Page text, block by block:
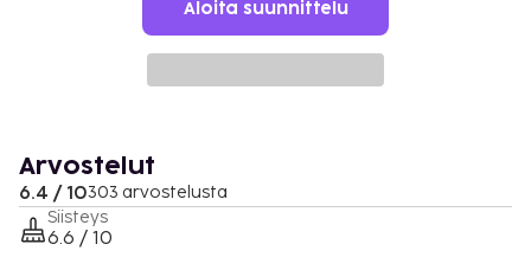
Aloita suunnittelu
Arvostelut
6.4 / 10303 arvostelusta
Siisteys
6.6 / 10